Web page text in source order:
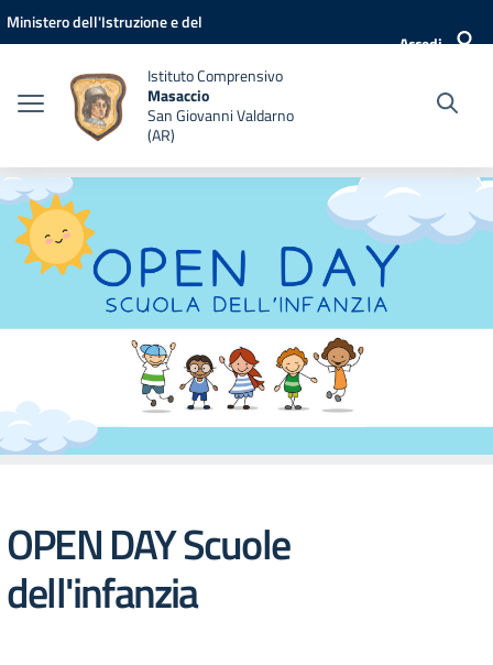
Vai ai contenuti
Vai al menu di navigazione
Vai al footer
Ministero dell'Istruzione e del
Accedi
Istituto Comprensivo
Masaccio
San Giovanni Valdarno
(AR)
OPEN DAY Scuole
dell'infanzia